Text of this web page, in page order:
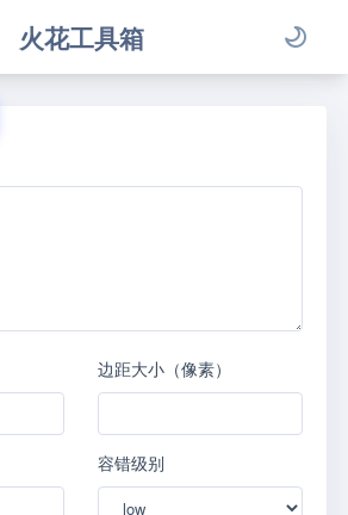
火花工具箱
边距大小（像素）
容错级别